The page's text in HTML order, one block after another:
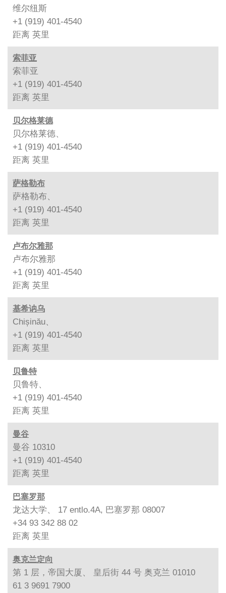
维尔纽斯
+1 (919) 401-4540
距离 英里
索菲亚
索菲亚
+1 (919) 401-4540
距离 英里
贝尔格莱德
贝尔格莱德、
+1 (919) 401-4540
距离 英里
萨格勒布
萨格勒布、
+1 (919) 401-4540
距离 英里
卢布尔雅那
卢布尔雅那
+1 (919) 401-4540
距离 英里
基希讷乌
Chișinău、
+1 (919) 401-4540
距离 英里
贝鲁特
贝鲁特、
+1 (919) 401-4540
距离 英里
曼谷
曼谷 10310
+1 (919) 401-4540
距离 英里
巴塞罗那
龙达大学、 17 entlo.4A, 巴塞罗那 08007
+34 93 342 88 02
距离 英里
奥克兰定向
第 1 层，帝国大厦、 皇后街 44 号 奥克兰 01010
61 3 9691 7900